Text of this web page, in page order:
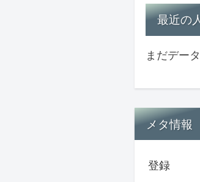
最近の
まだデー
メタ情報
登録